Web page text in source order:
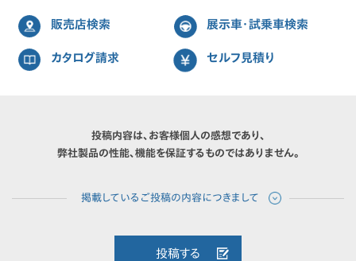
販売店検索 展示車・試乗車検索
カタログ請求 セルフ見積り
投稿内容は、お客様個人の感想であり、
弊社製品の性能、機能を保証するものではありません。
投稿する